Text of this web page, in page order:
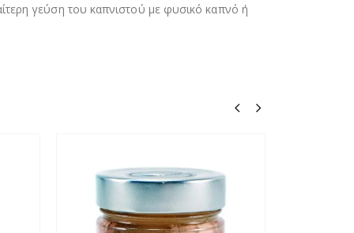
γεύση του καπνιστού με φυσικό καπνό ή